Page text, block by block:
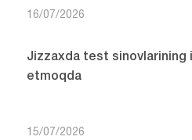
16/07/2026
Jizzaxda test sinovlarining
etmoqda
15/07/2026